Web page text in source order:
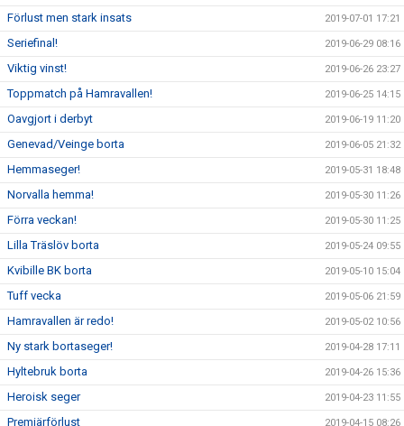
Förlust men stark insats 2019-07-01 17:21
Seriefinal! 2019-06-29 08:16
Viktig vinst! 2019-06-26 23:27
Toppmatch på Hamravallen! 2019-06-25 14:15
Oavgjort i derbyt 2019-06-19 11:20
Genevad/Veinge borta 2019-06-05 21:32
Hemmaseger! 2019-05-31 18:48
Norvalla hemma! 2019-05-30 11:26
Förra veckan! 2019-05-30 11:25
Lilla Träslöv borta 2019-05-24 09:55
Kvibille BK borta 2019-05-10 15:04
Tuff vecka 2019-05-06 21:59
Hamravallen är redo! 2019-05-02 10:56
Ny stark bortaseger! 2019-04-28 17:11
Hyltebruk borta 2019-04-26 15:36
Heroisk seger 2019-04-23 11:55
Premiärförlust 2019-04-15 08:26